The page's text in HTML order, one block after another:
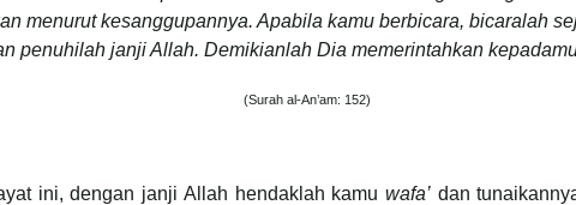
menurut kesanggupannya. Apabila kamu berbicara, bicaralah
penuhilah janji Allah. Demikianlah Dia memerintahkan
(Surah al-An’am: 152)
ini, dengan janji Allah hendaklah kamu wafa’dan